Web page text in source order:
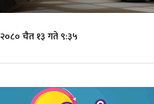
२०८० चैत १३ गते ९:३५